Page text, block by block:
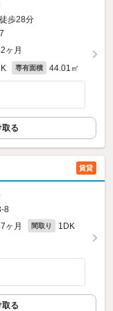
歩28分
ヶ月
専有面積 44.01㎡
る
賃貸
8
ヶ月 間取り 1DK
る